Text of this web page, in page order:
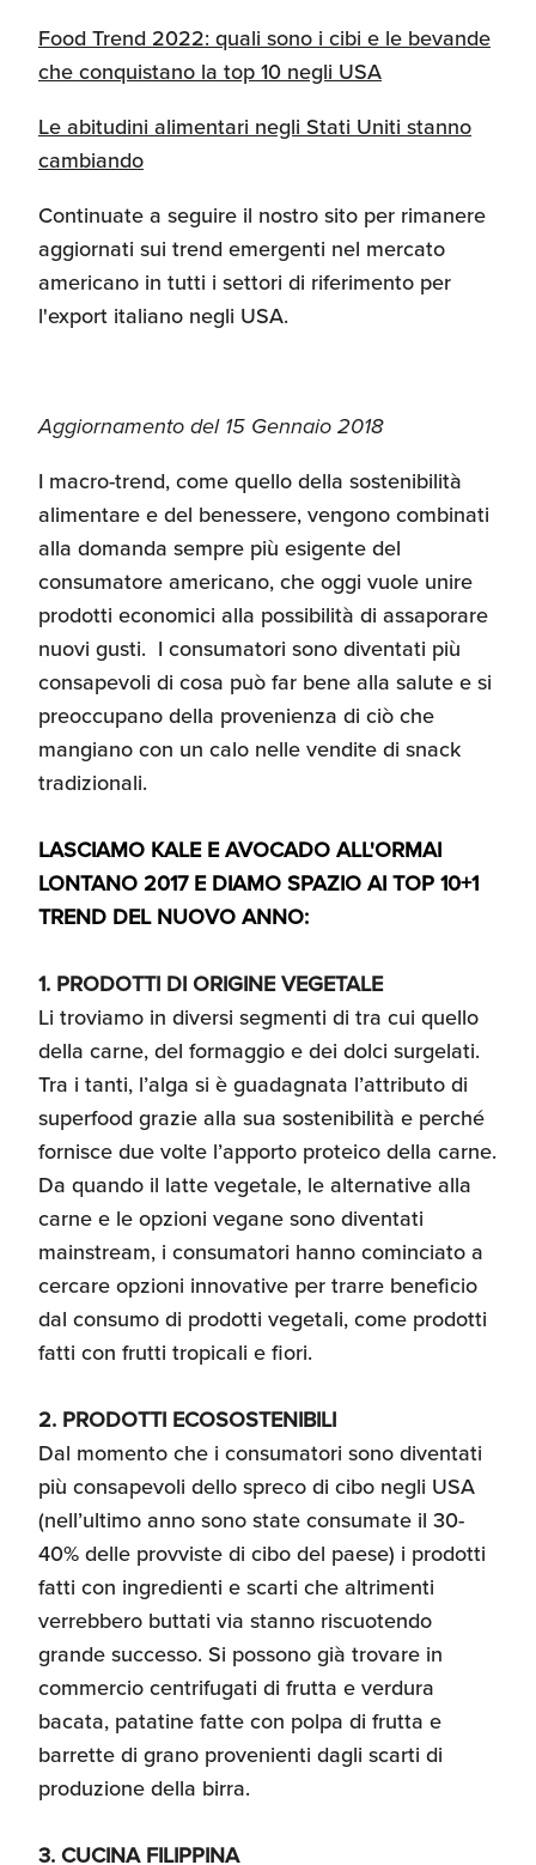
Assicurazioni, Permessi
e Licenze
Ricerca Personale e
Gestione Risorse
Umane
Food Trend 2022: quali sono i cibi e le bevande
che conquistano la top 10 negli USA
Le abitudini alimentari negli Stati Uniti stanno
cambiando
Continuate a seguire il nostro sito per rimanere
aggiornati sui trend emergenti nel mercato
americano in tutti i settori di riferimento per
l'export italiano negli USA.
Aggiornamento del 15 Gennaio 2018
I macro-trend, come quello della sostenibilità
alimentare e del benessere, vengono combinati
alla domanda sempre più esigente del
consumatore americano, che oggi vuole unire
prodotti economici alla possibilità di assaporare
nuovi gusti. I consumatori sono diventati più
consapevoli di cosa può far bene alla salute e si
preoccupano della provenienza di ciò che
mangiano con un calo nelle vendite di snack
tradizionali.
LASCIAMO KALE E AVOCADO ALL'ORMAI
LONTANO 2017 E DIAMO SPAZIO AI TOP 10+1
TREND DEL NUOVO ANNO:
1. PRODOTTI DI ORIGINE VEGETALE
Li troviamo in diversi segmenti di tra cui quello
della carne, del formaggio e dei dolci surgelati.
Tra i tanti, l’alga si è guadagnata l’attributo di
superfood grazie alla sua sostenibilità e perché
fornisce due volte l’apporto proteico della carne.
Da quando il latte vegetale, le alternative alla
carne e le opzioni vegane sono diventati
mainstream, i consumatori hanno cominciato a
cercare opzioni innovative per trarre beneficio
dal consumo di prodotti vegetali, come prodotti
fatti con frutti tropicali e fiori.
2. PRODOTTI ECOSOSTENIBILI
Dal momento che i consumatori sono diventati
più consapevoli dello spreco di cibo negli USA
(nell’ultimo anno sono state consumate il 30-
40% delle provviste di cibo del paese) i prodotti
fatti con ingredienti e scarti che altrimenti
verrebbero buttati via stanno riscuotendo
grande successo. Si possono già trovare in
commercio centrifugati di frutta e verdura
bacata, patatine fatte con polpa di frutta e
barrette di grano provenienti dagli scarti di
produzione della birra.
3. CUCINA FILIPPINA